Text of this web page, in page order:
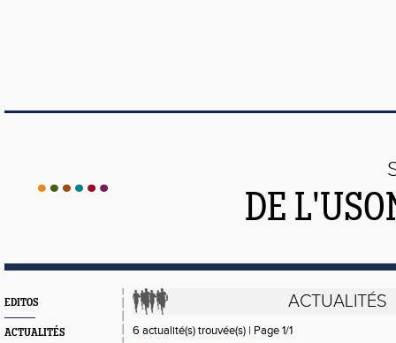
DE
EDITOS
ACTUALITÉS
ACTUALITÉS
6 actualité(s) trouvée(s) | Page 1/1